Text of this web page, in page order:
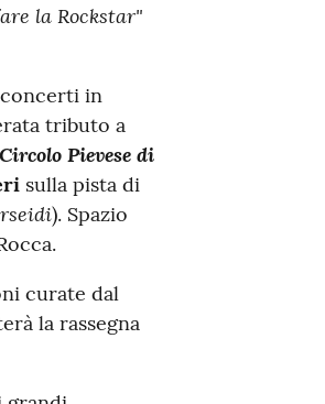
la Rockstar"
in
tributo a
Circolo Pievese di
sulla pista di
). Spazio
.
curate dal
la rassegna